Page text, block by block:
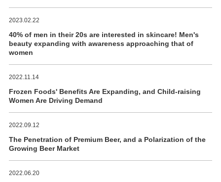
2023.02.22
40% of men in their 20s are interested in skincare! Men's
beauty expanding with awareness approaching that of
women
2022.11.14
Frozen Foods' Benefits Are Expanding, and Child-raising
Women Are Driving Demand
2022.09.12
The Penetration of Premium Beer, and a Polarization of the
Growing Beer Market
2022.06.20